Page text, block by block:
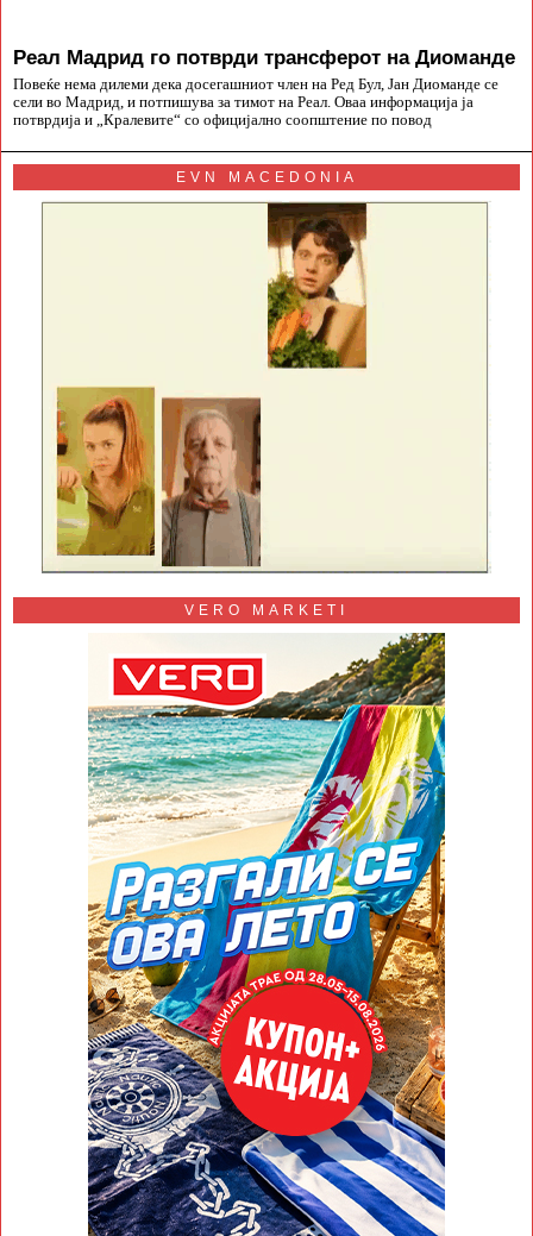
Реал Мадрид го потврди трансферот на Диоманде
Повеќе нема дилеми дека досегашниот член на Ред Бул, Јан Диоманде се
сели во Мадрид, и потпишува за тимот на Реал. Оваа информација ја
потврдија и „Кралевите“ со официјално соопштение по повод
EVN MACEDONIA
VERO MARKETI